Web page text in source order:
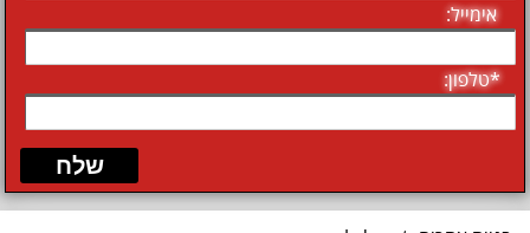
אימייל:
*טלפון: